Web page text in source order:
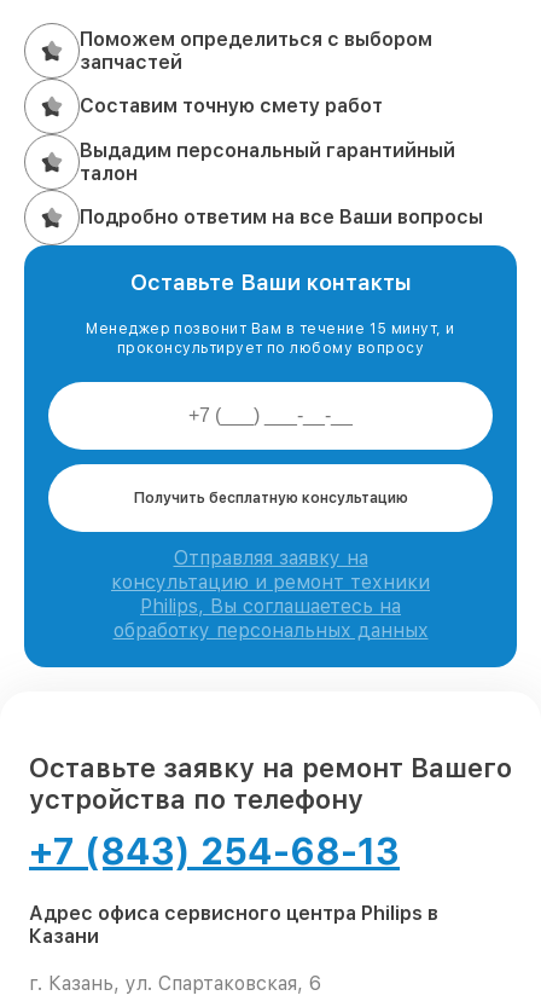
Поможем определиться с выбором
запчастей
Составим точную смету работ
Выдадим персональный гарантийный
талон
Подробно ответим на все Ваши вопросы
Оставьте Ваши контакты
Менеджер позвонит Вам в течение 15 минут, и
проконсультирует по любому вопросу
Получить бесплатную консультацию
Отправляя заявку на
консультацию и ремонт техники
Philips, Вы соглашаетесь на
обработку персональных данных
Оставьте заявку на ремонт Вашего
устройства по телефону
+7 (843) 254-68-13
Адрес офиса сервисного центра Philips в
Казани
г. Казань, ул. Спартаковская, 6